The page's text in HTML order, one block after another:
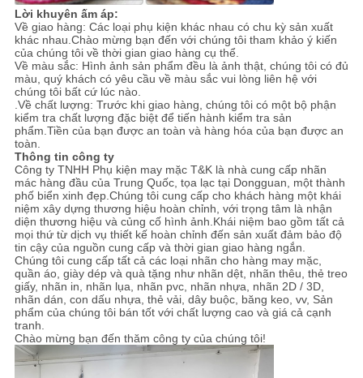
Lời khuyên ấm áp:
Về giao hàng: Các loại phụ kiện khác nhau có chu kỳ sản xuất
khác nhau.Chào mừng bạn đến với chúng tôi tham khảo ý kiến ​​
của chúng tôi về thời gian giao hàng cụ thể.
Về màu sắc: Hình ảnh sản phẩm đều là ảnh thật, chúng tôi có đủ
màu, quý khách có yêu cầu về màu sắc vui lòng liên hệ với
chúng tôi bất cứ lúc nào.
.Về chất lượng: Trước khi giao hàng, chúng tôi có một bộ phận
kiểm tra chất lượng đặc biệt để tiến hành kiểm tra sản
phẩm.Tiền của bạn được an toàn và hàng hóa của bạn được an
toàn.
Thông tin công ty
Công ty TNHH Phụ kiện may mặc T&K là nhà cung cấp nhãn
mác hàng đầu của Trung Quốc, tọa lạc tại Dongguan, một thành
phố biển xinh đẹp.Chúng tôi cung cấp cho khách hàng một khái
niệm xây dựng thương hiệu hoàn chỉnh, với trọng tâm là nhận
diện thương hiệu và củng cố hình ảnh.Khái niệm bao gồm tất cả
mọi thứ từ dịch vụ thiết kế hoàn chỉnh đến sản xuất đảm bảo độ
tin cậy của nguồn cung cấp và thời gian giao hàng ngắn.
Chúng tôi cung cấp tất cả các loại nhãn cho hàng may mặc,
quần áo, giày dép và quà tặng như nhãn dệt, nhãn thêu, thẻ treo
giấy, nhãn in, nhãn lụa, nhãn pvc, nhãn nhựa, nhãn 2D / 3D,
nhãn dán, con dấu nhựa, thẻ vải, dây buộc, băng keo, vv, Sản
phẩm của chúng tôi bán tốt với chất lượng cao và giá cả cạnh
tranh.
Chào mừng bạn đến thăm công ty của chúng tôi!